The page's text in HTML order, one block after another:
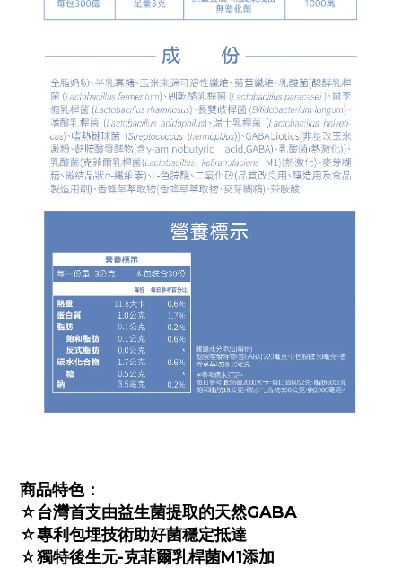
商品特色：
☆台灣首支由益生菌提取的天然GABA
☆專利包埋技術助好菌穩定抵達
☆獨特後生元-克菲爾乳桿菌M1添加